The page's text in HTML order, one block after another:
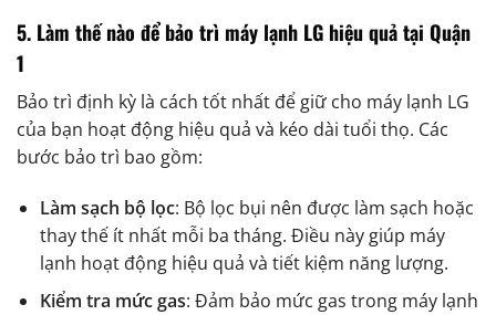
5. Làm thế nào để bảo trì máy lạnh LG hiệu quả tại Quận
1
Bảo trì định kỳ là cách tốt nhất để giữ cho máy lạnh LG
của bạn hoạt động hiệu quả và kéo dài tuổi thọ. Các
bước bảo trì bao gồm:
Làm sạch bộ lọc: Bộ lọc bụi nên được làm sạch hoặc
thay thế ít nhất mỗi ba tháng. Điều này giúp máy
lạnh hoạt động hiệu quả và tiết kiệm năng lượng.
Kiểm tra mức gas: Đảm bảo mức gas trong máy lạnh